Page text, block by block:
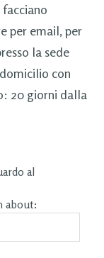
facciano
per email, per
la sede
con
20 giorni dalla
al
about: